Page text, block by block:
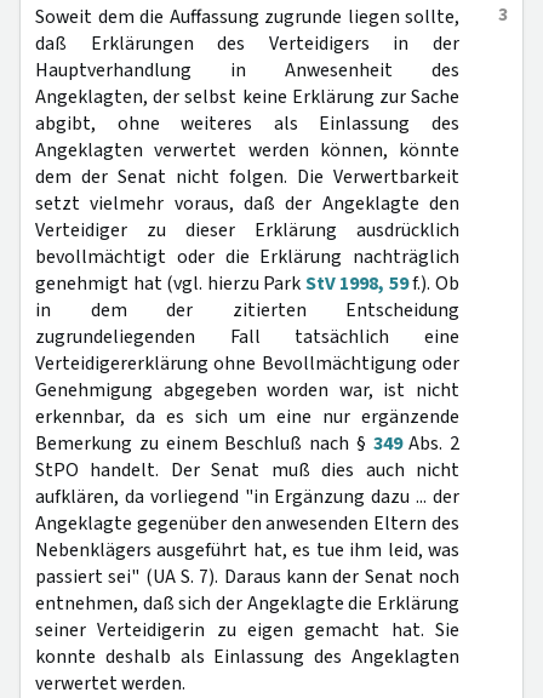
3
Soweit dem die Auffassung zugrunde liegen sollte,
daß Erklärungen des Verteidigers in der
Hauptverhandlung in Anwesenheit des
Angeklagten, der selbst keine Erklärung zur Sache
abgibt, ohne weiteres als Einlassung des
Angeklagten verwertet werden können, könnte
dem der Senat nicht folgen. Die Verwertbarkeit
setzt vielmehr voraus, daß der Angeklagte den
Verteidiger zu dieser Erklärung ausdrücklich
bevollmächtigt oder die Erklärung nachträglich
genehmigt hat (vgl. hierzu ParkStV 1998, 59f.). Ob
in dem der zitierten Entscheidung
zugrundeliegenden Fall tatsächlich eine
Verteidigererklärung ohne Bevollmächtigung oder
Genehmigung abgegeben worden war, ist nicht
erkennbar, da es sich um eine nur ergänzende
Bemerkung zu einem Beschluß nach § 349Abs. 2
StPO handelt. Der Senat muß dies auch nicht
aufklären, da vorliegend "in Ergänzung dazu ... der
Angeklagte gegenüber den anwesenden Eltern des
Nebenklägers ausgeführt hat, es tue ihm leid, was
passiert sei" (UA S. 7). Daraus kann der Senat noch
entnehmen, daß sich der Angeklagte die Erklärung
seiner Verteidigerin zu eigen gemacht hat. Sie
konnte deshalb als Einlassung des Angeklagten
verwertet werden.